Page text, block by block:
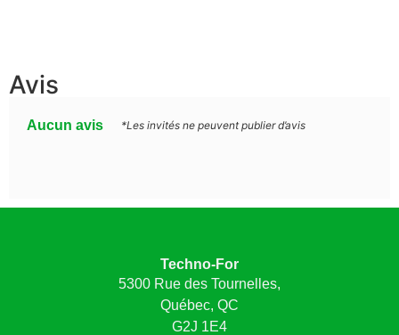
Avis
Aucun avis *Les invités ne peuvent publier d’avis
Techno-For
5300 Rue des Tournelles,
Québec, QC
G2J 1E4